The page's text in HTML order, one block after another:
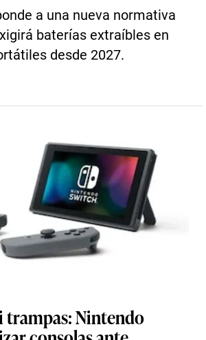
a una nueva normativa
baterías extraíbles en
desde 2027.
trampas: Nintendo